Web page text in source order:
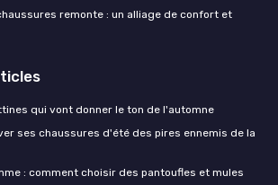
remonte : un alliage de confort et
qui vont donner le ton de l'automne
ses chaussures d'été des pires ennemis de la
: comment choisir des pantoufles et mules